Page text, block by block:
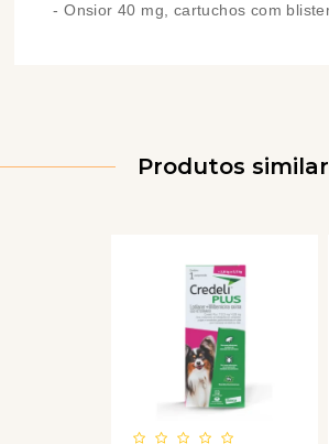
- Onsior 40 mg, cartuchos com
Produtos